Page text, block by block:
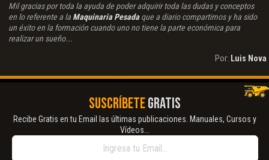
Mil gracias por toda la ayuda de poder adquirir toda las dudas y conceptos
en lo referente a la Maquinaria Pesadaque a diario compartimos y ha sido
un éxito en la formación cuando uno no tiene la parte económica para
realizar un sueño...
Por: Luis Nova
SUSCRÍBETEGRATIS
Recibe Gratis en tu Email las últimas publicaciones. Manuales, Cursos y
Vídeos...